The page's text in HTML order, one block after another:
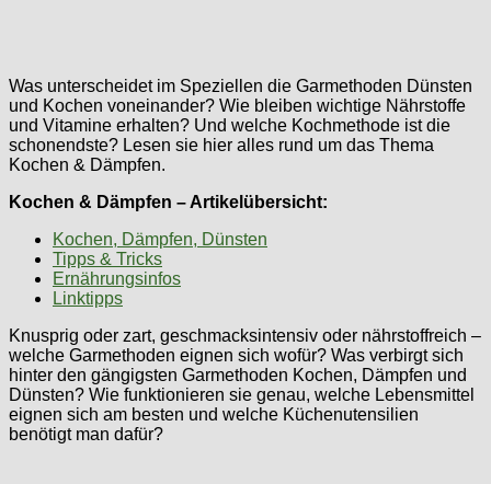
Was unterscheidet im Speziellen die Garmethoden Dünsten
und Kochen voneinander? Wie bleiben wichtige Nährstoffe
und Vitamine erhalten? Und welche Kochmethode ist die
schonendste? Lesen sie hier alles rund um das Thema
Kochen & Dämpfen.
Kochen & Dämpfen – Artikelübersicht:
Kochen, Dämpfen, Dünsten
Tipps & Tricks
Ernährungsinfos
Linktipps
Knusprig oder zart, geschmacksintensiv oder nährstoffreich –
welche Garmethoden eignen sich wofür? Was verbirgt sich
hinter den gängigsten Garmethoden Kochen, Dämpfen und
Dünsten? Wie funktionieren sie genau, welche Lebensmittel
eignen sich am besten und welche Küchenutensilien
benötigt man dafür?